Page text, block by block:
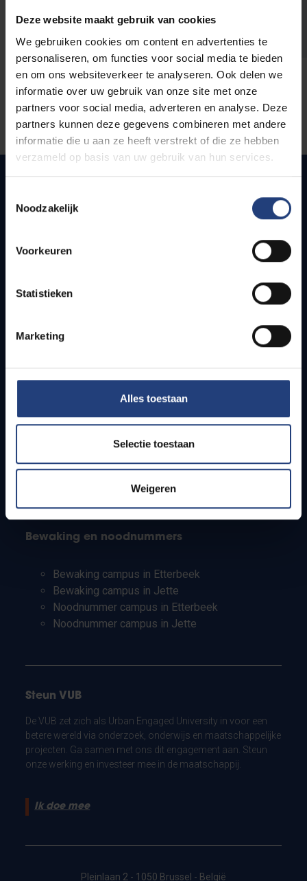
Deze website maakt gebruik van cookies
We gebruiken cookies om content en advertenties te
personaliseren, om functies voor social media te bieden
en om ons websiteverkeer te analyseren. Ook delen we
informatie over uw gebruik van onze site met onze
partners voor social media, adverteren en analyse. Deze
partners kunnen deze gegevens combineren met andere
informatie die u aan ze heeft verstrekt of die ze hebben
verzameld op basis van uw gebruik van hun services.
Noodzakelijk
Voorkeuren
Statistieken
Marketing
Alles toestaan
Selectie toestaan
Weigeren
Snel naar
Bereikbaarheid
Studenten
PhD-studenten
Leerkrachten en secundaire scholen
Bewaking en noodnummers
Bewaking campus in Etterbeek
Bewaking campus in Jette
Noodnummer campus in Etterbeek
Noodnummer campus in Jette
Steun VUB
De VUB zet zich als Urban Engaged University in voor een
betere wereld via onderzoek, onderwijs en maatschappelijke
projecten. Ga samen met ons dit engagement aan. Steun
onze werking en investeer mee in de maatschappij.
Ik doe mee
Pleinlaan 2 - 1050 Brussel - België